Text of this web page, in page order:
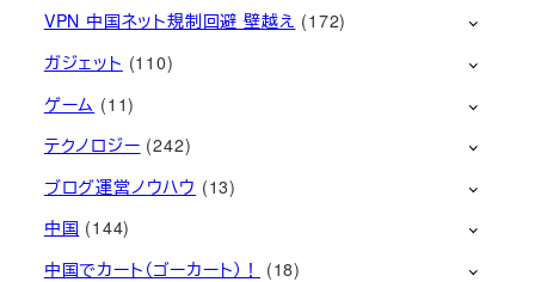
VPN 中国ネット規制回避 壁越え (172)
ガジェット (110)
ゲーム (11)
テクノロジー (242)
ブログ運営ノウハウ (13)
中国 (144)
中国でカート（ゴーカート）！
(18)